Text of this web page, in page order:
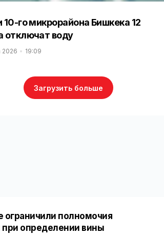
10-го микрорайона Бишкека 12
отключат воду
2026 19:09
Загрузить больше
ограничили полномочия
при определении вины